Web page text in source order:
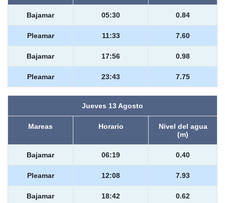
Bajamar 05:30 0.84
Pleamar 11:33 7.60
Bajamar 17:56 0.98
Pleamar 23:43 7.75
Jueves 13 Agosto
Mareas Horario
Nivel del agua
(m)
Bajamar 06:19 0.40
Pleamar 12:08 7.93
Bajamar 18:42 0.62